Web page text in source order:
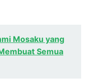
Mosaku yang
Semua